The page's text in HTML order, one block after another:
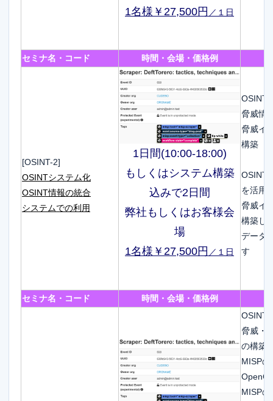
1名様￥27,500円 ／１日
セミナ名・コード 時間・会場・価格例
[OSINT-2]
OSINTシステム化
OSINT情報の統合
システムでの利用
1日間(10:00-18:00)
もしくはシステム構築
込みで2日間
弊社もしくはお客様会
場
1名様￥27,500円 ／１日
OSINT
脅威情
脅威イ
構築
OSINT(
を活用
脅威イ
構築し
データ
す
セミナ名・コード 時間・会場・価格例
OSINT
脅威・
の構築
MISP
MISP